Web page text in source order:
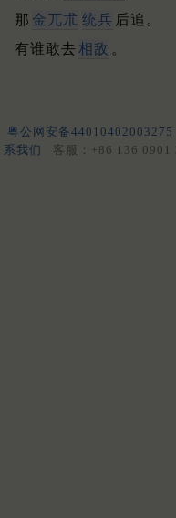
那 金兀朮 统兵 后追。
有谁敢去 相敌 。
粤公网安备44010402003275
系我们
客服：+86 136 0901